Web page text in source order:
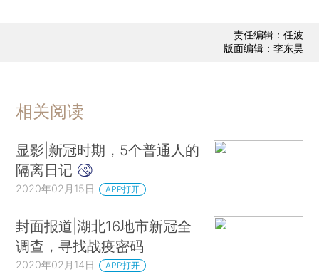
责任编辑：任波
版面编辑：李东昊
相关阅读
显影|新冠时期，5个普通人的
隔离日记
2020年02月15日 APP打开
封面报道|湖北16地市新冠全
调查，寻找战疫密码
2020年02月14日 APP打开